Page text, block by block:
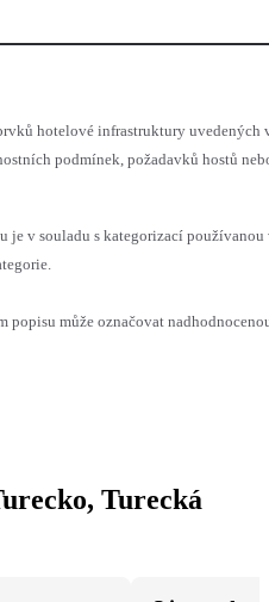
hotelové infrastruktury uvedených
podmínek, požadavků hostů
v souladu s kategorizací používanou
může označovat
Turecká